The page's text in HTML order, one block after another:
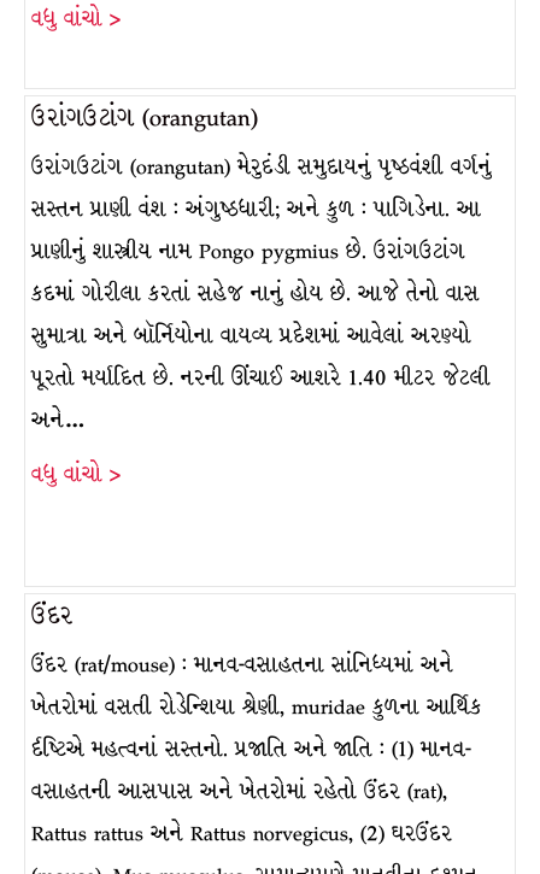
વધુ વાંચો >
ઉરાંગઉટાંગ (orangutan)
ઉરાંગઉટાંગ (orangutan) મેરુદંડી સમુદાયનું પૃષ્ઠવંશી વર્ગનું
સસ્તન પ્રાણી વંશ : અંગુષ્ઠધારી; અને કુળ : પાગિડેના. આ
પ્રાણીનું શાસ્ત્રીય નામ Pongo pygmius છે. ઉરાંગઉટાંગ
કદમાં ગોરીલા કરતાં સહેજ નાનું હોય છે. આજે તેનો વાસ
સુમાત્રા અને બૉર્નિયોના વાયવ્ય પ્રદેશમાં આવેલાં અરણ્યો
પૂરતો મર્યાદિત છે. નરની ઊંચાઈ આશરે 1.40 મીટર જેટલી
અને…
વધુ વાંચો >
ઉંદર
ઉંદર (rat/mouse) : માનવ-વસાહતના સાંનિધ્યમાં અને
ખેતરોમાં વસતી રોડેન્શિયા શ્રેણી, muridae કુળના આર્થિક
ર્દષ્ટિએ મહત્વનાં સસ્તનો. પ્રજાતિ અને જાતિ : (1) માનવ-
વસાહતની આસપાસ અને ખેતરોમાં રહેતો ઉંદર (rat),
Rattus rattus અને Rattus norvegicus, (2) ઘરઉંદર